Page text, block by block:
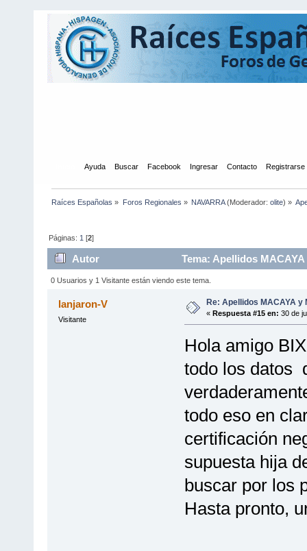
Ayuda Buscar Facebook Ingresar Contacto Registrarse
Raíces Españolas » Foros Regionales » NAVARRA(Moderador: olite) »
Páginas: 1 [2]
Autor Tema: Apellidos
0 Usuarios y 1 Visitante están viendo este tema.
lanjaron-V
Visitante
Re: Apellidos MACAYA y
« Respuesta #15 en: 30 de
Hola amigo
todo los datos
todo eso en
certificación
supuesta hija
buscar por los
Hasta